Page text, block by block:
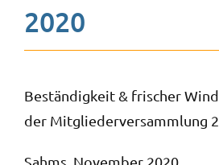
2020
Beständigkeit & frischer
der Mitgliederversammlung